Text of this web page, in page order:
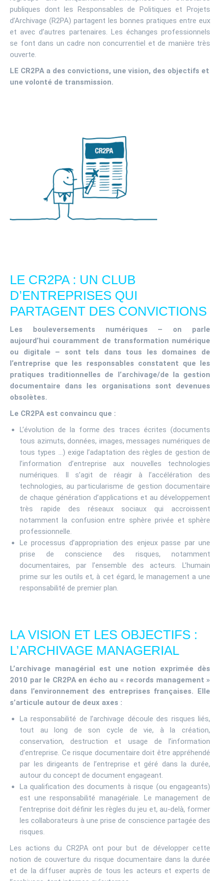
publiques dont les Responsables de Politiques et Projets
d’Archivage (R2PA) partagent les bonnes pratiques entre eux
et avec d’autres partenaires. Les échanges professionnels
se font dans un cadre non concurrentiel et de manière très
ouverte.
LE CR2PA a des convictions, une vision, des objectifs et
une volonté de transmission.
LE CR2PA : UN CLUB
D’ENTREPRISES QUI
PARTAGENT DES CONVICTIONS
Les bouleversements numériques – on parle
aujourd’hui couramment de transformation numérique
ou digitale – sont tels dans tous les domaines de
l’entreprise que les responsables constatent que les
pratiques traditionnelles de l’archivage/de la gestion
documentaire dans les organisations sont devenues
obsolètes.
Le CR2PA est convaincu que :
L’évolution de la forme des traces écrites (documents
tous azimuts, données, images, messages numériques de
tous types …) exige l’adaptation des règles de gestion de
l’information d’entreprise aux nouvelles technologies
numériques. Il s’agit de réagir à l’accélération des
technologies, au particularisme de gestion documentaire
de chaque génération d’applications et au développement
très rapide des réseaux sociaux qui accroissent
notamment la confusion entre sphère privée et sphère
professionnelle.
Le processus d’appropriation des enjeux passe par une
prise de conscience des risques, notamment
documentaires, par l’ensemble des acteurs. L’humain
prime sur les outils et, à cet égard, le management a une
responsabilité de premier plan.
LA VISION ET LES OBJECTIFS :
L’ARCHIVAGE MANAGERIAL
L’archivage managérial est une notion exprimée dès
2010 par le CR2PA en écho au « records management »
dans l’environnement des entreprises françaises. Elle
s’articule autour de deux axes :
La responsabilité de l’archivage découle des risques liés,
tout au long de son cycle de vie, à la création,
conservation, destruction et usage de l’information
d’entreprise. Ce risque documentaire doit être appréhendé
par les dirigeants de l’entreprise et géré dans la durée,
autour du concept de document engageant.
La qualification des documents à risque (ou engageants)
est une responsabilité managériale. Le management de
l’entreprise doit définir les règles du jeu et, au-delà, former
les collaborateurs à une prise de conscience partagée des
risques.
Les actions du CR2PA ont pour but de développer cette
notion de couverture du risque documentaire dans la durée
et de la diffuser auprès de tous les acteurs et experts de